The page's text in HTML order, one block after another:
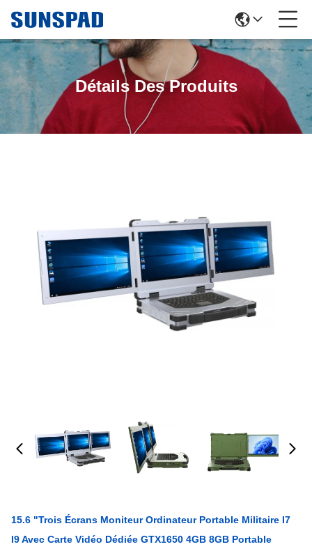
Détails Des Produits
15.6 "Trois Écrans Moniteur Ordinateur Portable Militaire I7
I9 Avec Carte Vidéo Dédiée GTX1650 4GB 8GB Portable